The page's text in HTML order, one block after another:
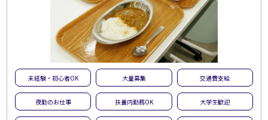
未経験・初心者OK 大量募集 交通費支給
夜勤のお仕事 扶養内勤務OK 大学生歓迎